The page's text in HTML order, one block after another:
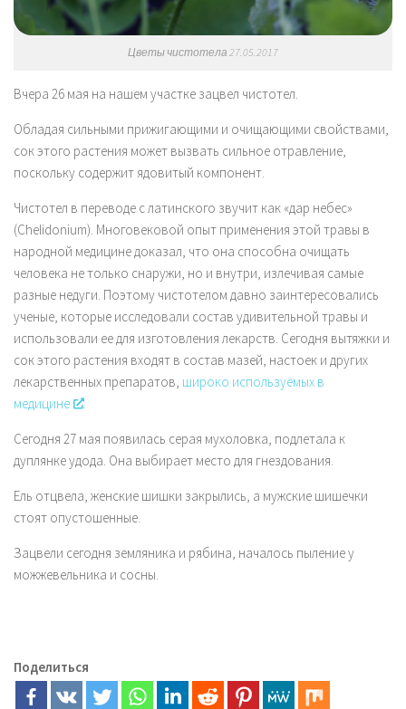
Цветы чистотела 27.05.2017
Вчера 26 мая на нашем участке зацвел чистотел.
Обладая сильными прижигающими и очищающими свойствами,
сок этого растения может вызвать сильное отравление,
поскольку содержит ядовитый компонент.
Чистотел в переводе с латинского звучит как «дар небес»
(Chelidonium). Многовековой опыт применения этой травы в
народной медицине доказал, что она способна очищать
человека не только снаружи, но и внутри, излечивая самые
разные недуги. Поэтому чистотелом давно заинтересовались
ученые, которые исследовали состав удивительной травы и
использовали ее для изготовления лекарств. Сегодня вытяжки и
сок этого растения входят в состав мазей, настоек и других
лекарственных препаратов, широко используемых в
медицине
.
Сегодня 27 мая появилась серая мухоловка, подлетала к
дуплянке удода. Она выбирает место для гнездования.
Ель отцвела, женские шишки закрылись, а мужские шишечки
стоят опустошенные.
Зацвели сегодня земляника и рябина, началось пыление у
можжевельника и сосны.
Поделиться